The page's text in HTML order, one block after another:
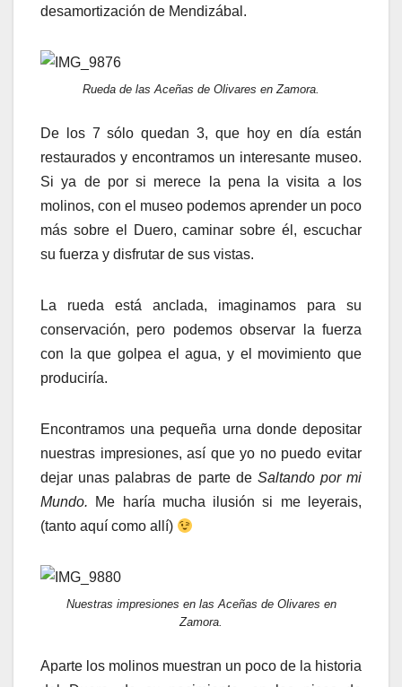
desamortización de Mendizábal.
Rueda de las Aceñas de Olivares en Zamora.
De los 7 sólo quedan 3, que hoy en día están
restaurados y encontramos un interesante museo.
Si ya de por si merece la pena la visita a los
molinos, con el museo podemos aprender un poco
más sobre el Duero, caminar sobre él, escuchar
su fuerza y disfrutar de sus vistas.
La rueda está anclada, imaginamos para su
conservación, pero podemos observar la fuerza
con la que golpea el agua, y el movimiento que
produciría.
Encontramos una pequeña urna donde depositar
nuestras impresiones, así que yo no puedo evitar
dejar unas palabras de parte de Saltando por mi
Mundo.
Me haría mucha ilusión si me leyerais,
(tanto aquí como allí)
Nuestras impresiones en las Aceñas de Olivares en
Zamora.
Aparte los molinos muestran un poco de la historia